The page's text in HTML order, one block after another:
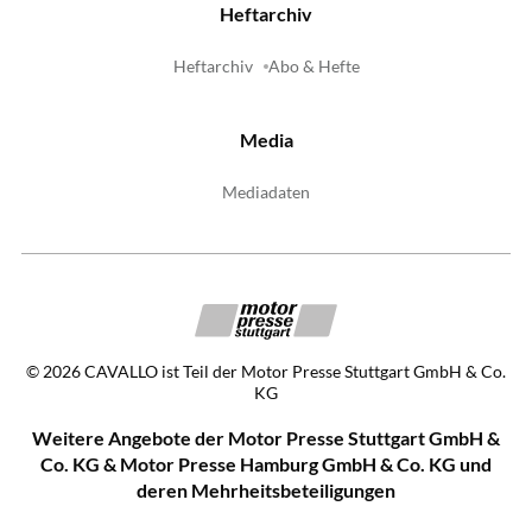
Heftarchiv
Heftarchiv Abo & Hefte
Media
Mediadaten
© 2026CAVALLO ist Teil der Motor Presse Stuttgart GmbH & Co.
KG
Weitere Angebote der Motor Presse Stuttgart GmbH &
Co. KG & Motor Presse Hamburg GmbH & Co. KG und
deren Mehrheitsbeteiligungen